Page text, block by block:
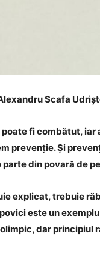
Scafa
poate fi combătut,
prevenție. Și
din povară de
explicat, trebuie
este un
dar principiul